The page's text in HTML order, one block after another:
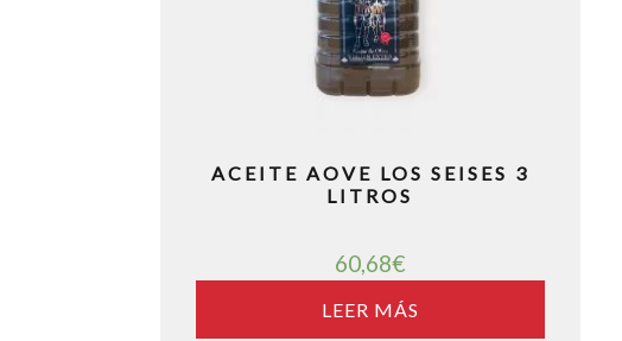
ACEITE AOVE LOS SEISES 3
LITROS
60,68€
LEER MÁS